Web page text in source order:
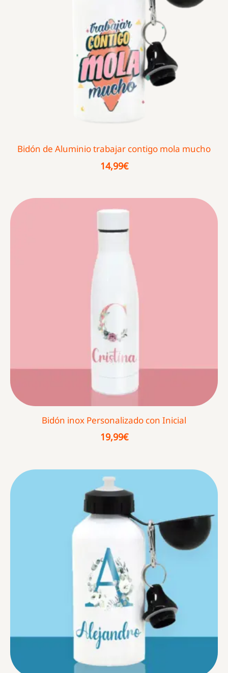
Bidón de Aluminio trabajar contigo mola mucho
14,99€
Bidón inox Personalizado con Inicial
19,99€